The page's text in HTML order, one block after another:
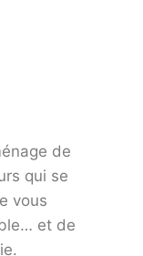
de
qui se
vous
et de